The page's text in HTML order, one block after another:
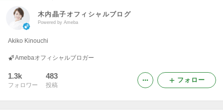
木内晶子オフィシャルブログ
Powered by Ameba
Akiko Kinouchi
Amebaオフィシャルブロガー
1.3k
フォロワー
483
投稿
フォロー